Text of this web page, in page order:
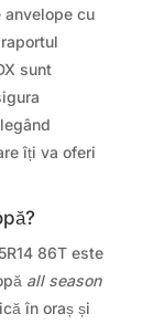
anvelope cu
sunt
îți va oferi
86T este
all season
în oraș și